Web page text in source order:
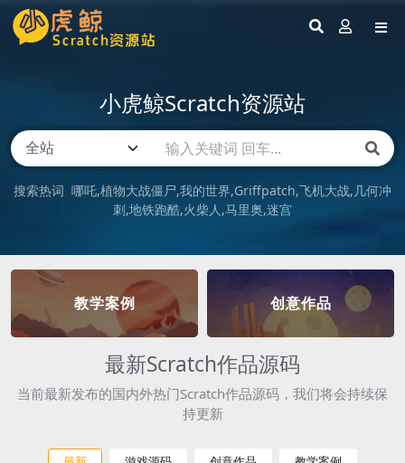
小虎鲸Scratch资源站
搜索热词 哪吒 植物大战僵尸 我的世界 Griffpatch 飞机大战 几何冲
刺 地铁跑酷 火柴人 马里奥 迷宫
教学案例 创意作品
最新Scratch作品源码
当前最新发布的国内外热门Scratch作品源码，我们将会持续保
持更新